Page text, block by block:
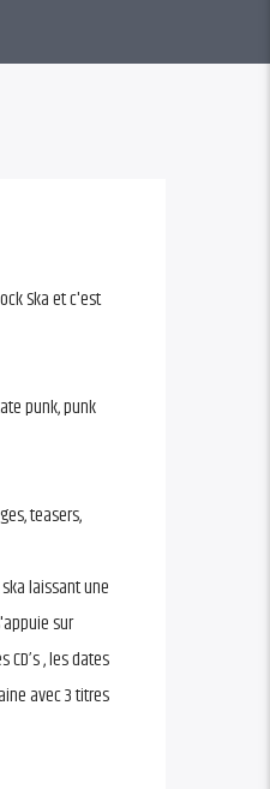
Ska et c'est
punk, punk
teasers,
laissant une
sur
, les dates
avec 3 titres